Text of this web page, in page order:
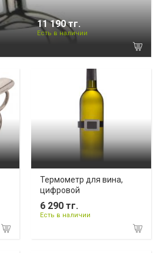
11 190 тг.
Есть в наличии
Термометр для вина,
цифровой
6 290 тг.
Есть в наличии